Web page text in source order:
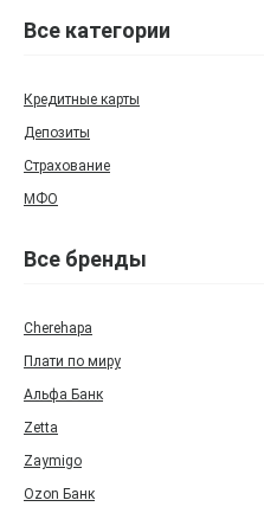
Все категории
Кредитные карты
Депозиты
Страхование
МФО
Все бренды
Cherehapa
Плати по миру
Альфа Банк
Zetta
Zaymigo
Ozon Банк